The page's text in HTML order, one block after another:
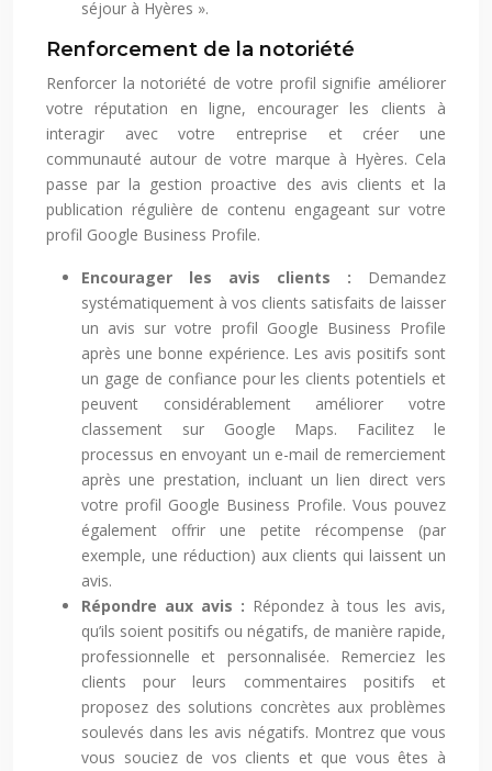
séjour à Hyères ».
Renforcement de la notoriété
Renforcer la notoriété de votre profil signifie améliorer
votre réputation en ligne, encourager les clients à
interagir avec votre entreprise et créer une
communauté autour de votre marque à Hyères. Cela
passe par la gestion proactive des avis clients et la
publication régulière de contenu engageant sur votre
profil Google Business Profile.
Encourager les avis clients : Demandez
systématiquement à vos clients satisfaits de laisser
un avis sur votre profil Google Business Profile
après une bonne expérience. Les avis positifs sont
un gage de confiance pour les clients potentiels et
peuvent considérablement améliorer votre
classement sur Google Maps. Facilitez le
processus en envoyant un e-mail de remerciement
après une prestation, incluant un lien direct vers
votre profil Google Business Profile. Vous pouvez
également offrir une petite récompense (par
exemple, une réduction) aux clients qui laissent un
avis.
Répondre aux avis : Répondez à tous les avis,
qu’ils soient positifs ou négatifs, de manière rapide,
professionnelle et personnalisée. Remerciez les
clients pour leurs commentaires positifs et
proposez des solutions concrètes aux problèmes
soulevés dans les avis négatifs. Montrez que vous
vous souciez de vos clients et que vous êtes à